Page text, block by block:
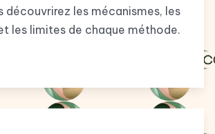
découvrirez les mécanismes, les
les limites de chaque méthode.